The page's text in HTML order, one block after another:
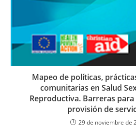
Mapeo de políticas,
comunitarias en Salud
Reproductiva. Barreras
provisión de
29 de noviembre de